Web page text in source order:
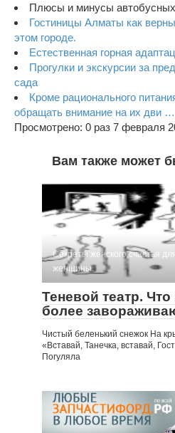
Плюсы и минусы
Гостиницы Алматы как
этом городе.
Естественная горная
Прогулки и экскурсии за
сада
Кроме рационального
обращать внимание на их дви …
Просмотрено: 0 раз 7 февраля
Вам также может
Секреты женского счастья
женщины
Теневой театр.
более
Чистый беленький снежок На
«Вставай, Танечка, вставай,
Погуляла